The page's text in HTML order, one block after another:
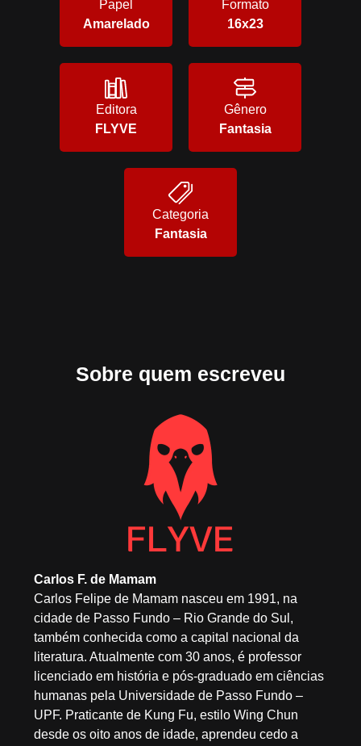
Papel
Amarelado
Formato
16x23
Editora
FLYVE
Gênero
Fantasia
Categoria
Fantasia
Sobre quem escreveu
Carlos F. de Mamam
Carlos Felipe de Mamam nasceu em 1991, na
cidade de Passo Fundo – Rio Grande do Sul,
também conhecida como a capital nacional da
literatura. Atualmente com 30 anos, é professor
licenciado em história e pós-graduado em ciências
humanas pela Universidade de Passo Fundo –
UPF. Praticante de Kung Fu, estilo Wing Chun
desde os oito anos de idade, aprendeu cedo a